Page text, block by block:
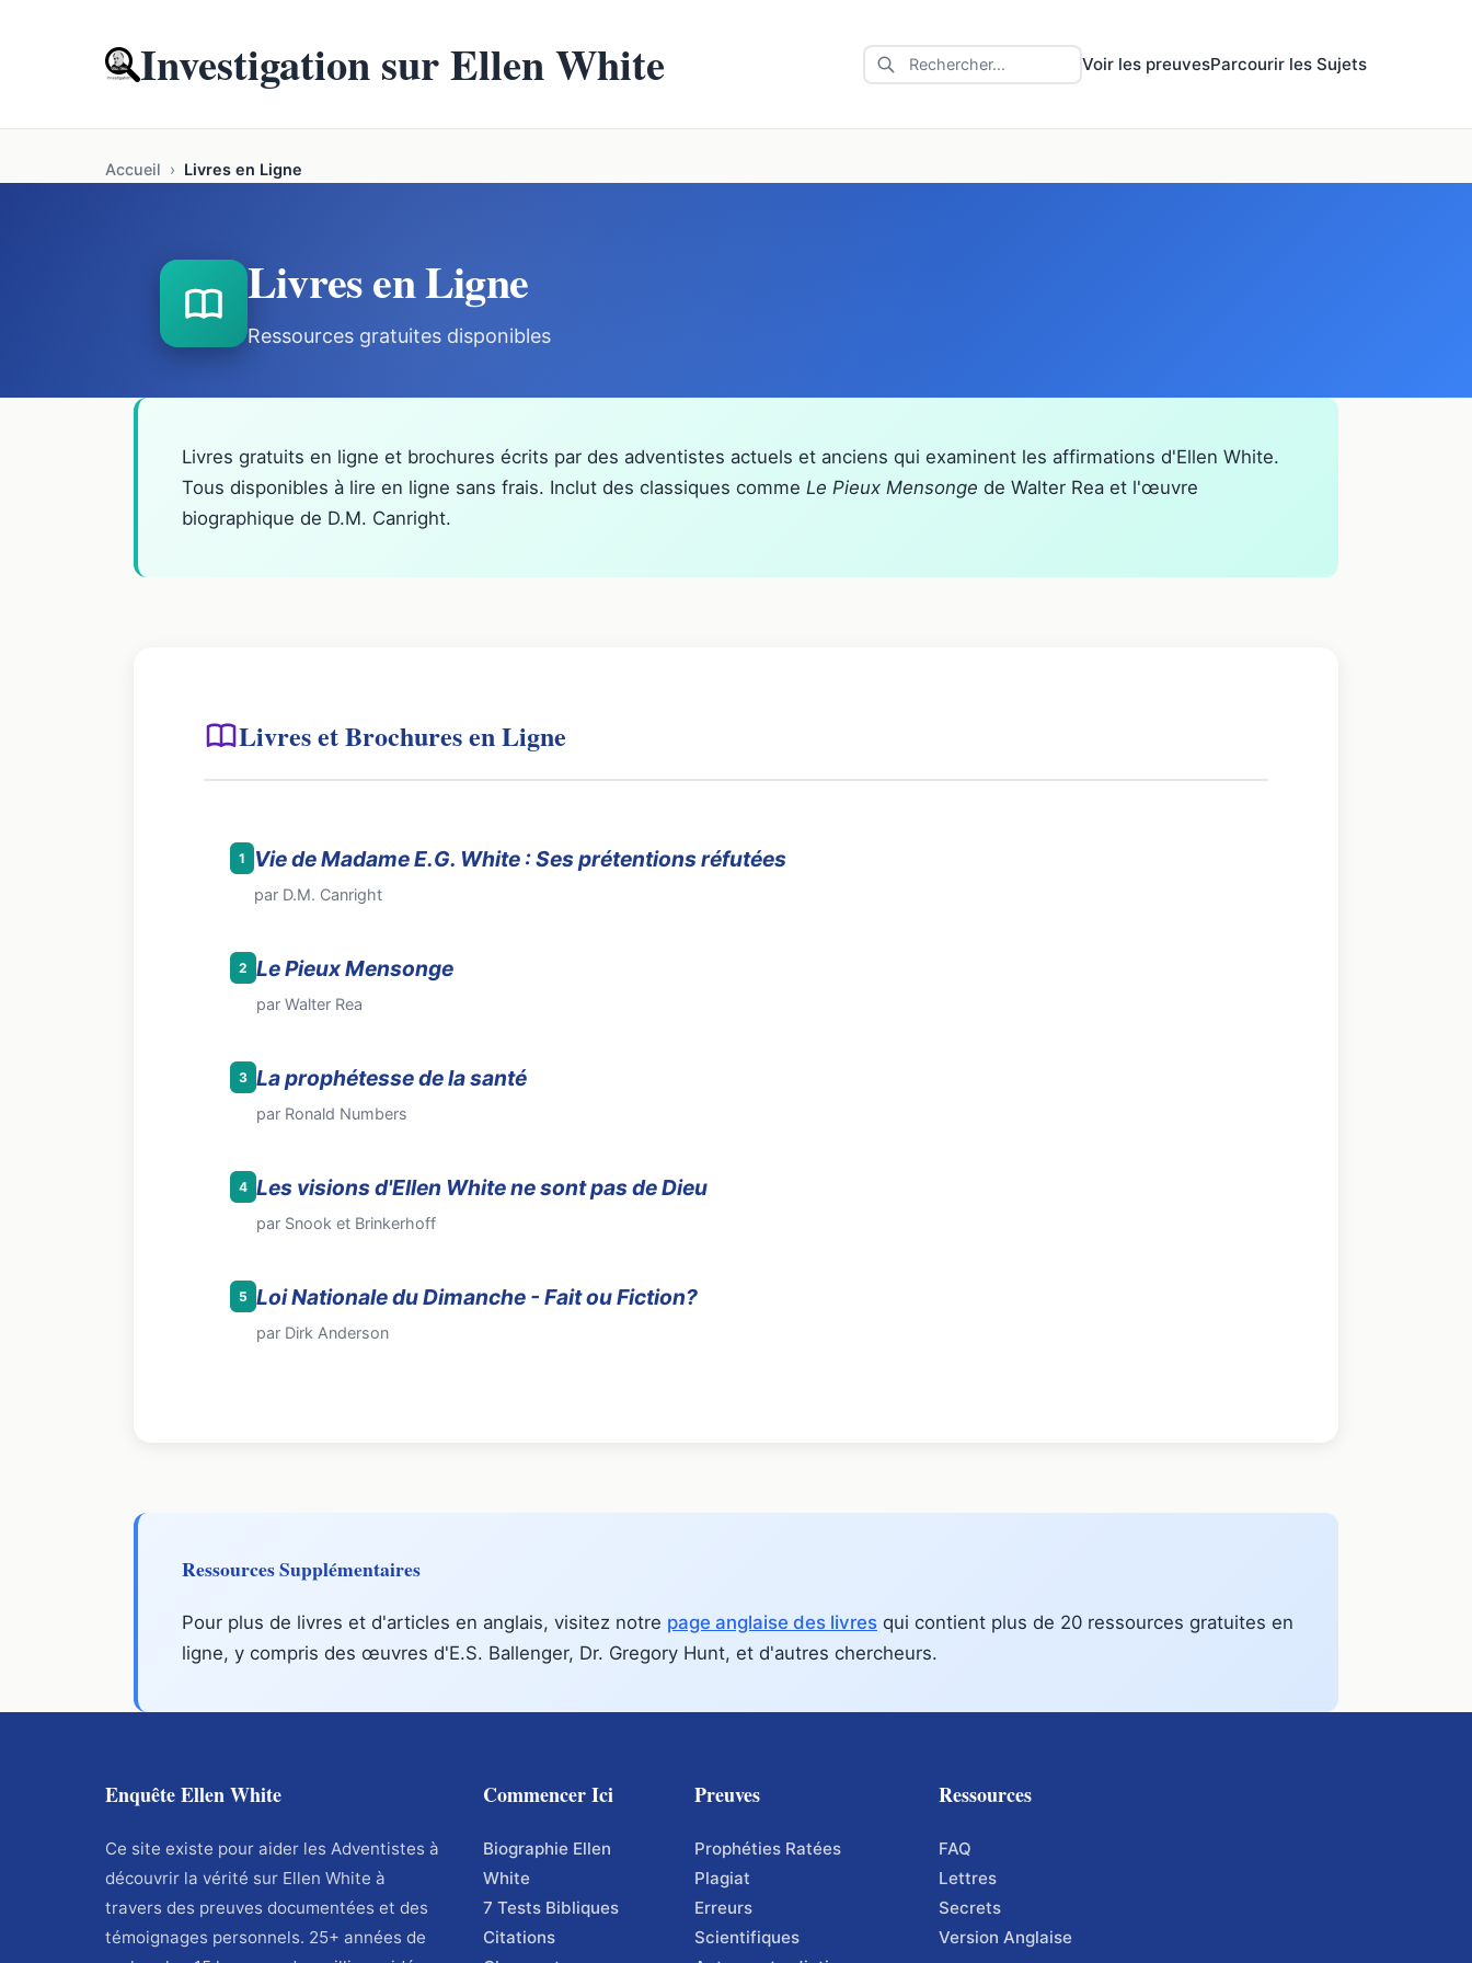
Investigation sur Ellen White Voir les preuvesParcourir les Sujets
Accueil › Livres en Ligne
Livres en Ligne
Ressources gratuites disponibles
Livres gratuits en ligne et brochures écrits par des adventistes actuels et anciens qui examinent les affirmations d'Ellen White.
Tous disponibles à lire en ligne sans frais. Inclut des classiques comme Le Pieux Mensonge de Walter Rea et l'œuvre
biographique de D.M. Canright.
Livres et Brochures en Ligne
1 Vie de Madame E.G. White : Ses prétentions réfutées
par D.M. Canright
2 Le Pieux Mensonge
par Walter Rea
3 La prophétesse de la santé
par Ronald Numbers
4 Les visions d'Ellen White ne sont pas de Dieu
par Snook et Brinkerhoff
5 Loi Nationale du Dimanche - Fait ou Fiction?
par Dirk Anderson
Ressources Supplémentaires
Pour plus de livres et d'articles en anglais, visitez notre page anglaise des livres qui contient plus de 20 ressources gratuites en
ligne, y compris des œuvres d'E.S. Ballenger, Dr. Gregory Hunt, et d'autres chercheurs.
Enquête Ellen White
Ce site existe pour aider les Adventistes à
découvrir la vérité sur Ellen White à
travers des preuves documentées et des
témoignages personnels. 25+ années de
Commencer Ici
Biographie Ellen
White
7 Tests Bibliques
Citations
Preuves
Prophéties Ratées
Plagiat
Erreurs
Scientifiques
Ressources
FAQ
Lettres
Secrets
Version Anglaise